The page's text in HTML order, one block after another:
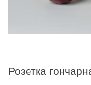
Розетка